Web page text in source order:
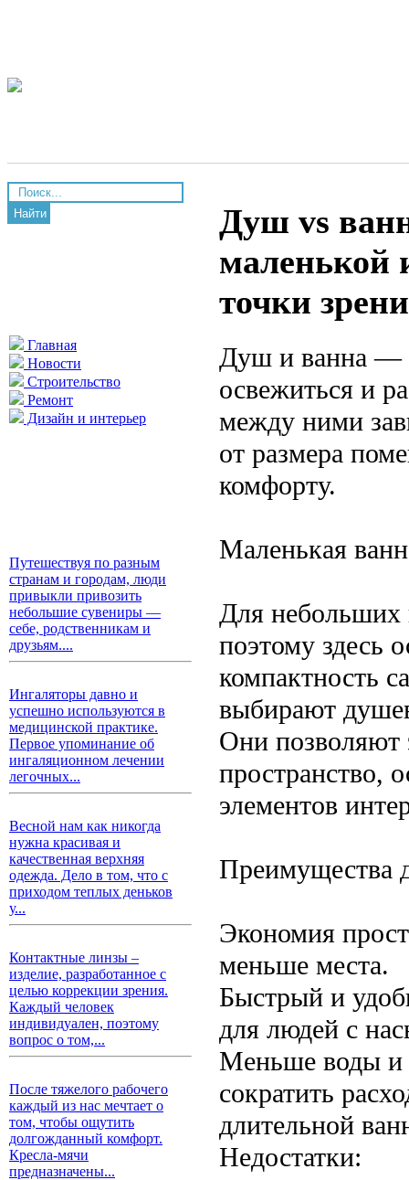
Найти
Главная
Новости
Строительство
Ремонт
Дизайн и интерьер
Путешествуя по разным
странам и городам, люди
привыкли привозить
небольшие сувениры —
себе, родственникам и
друзьям....
Ингаляторы давно и
успешно используются в
медицинской практике.
Первое упоминание об
ингаляционном лечении
легочных...
Весной нам как никогда
нужна красивая и
качественная верхняя
одежда. Дело в том, что с
приходом теплых деньков
у...
Контактные линзы –
изделие, разработанное с
целью коррекции зрения.
Каждый человек
индивидуален, поэтому
вопрос о том,...
После тяжелого рабочего
каждый из нас мечтает о
том, чтобы ощутить
долгожданный комфорт.
Кресла-мячи
предназначены...
Душ vs
маленькой
точки
Душ и ванна —
освежиться и
между ними
от размера
комфорту.
Маленькая
Для небольших
поэтому здесь
компактность
выбирают
Они позволяют
пространство,
элементов
Преимущества
Экономия
меньше места.
Быстрый и
для людей с
Меньше воды и
сократить
длительной
Недостатки: